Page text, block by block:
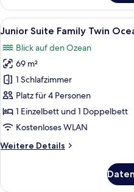
Suite
Family
Twin
Alle
Fotos
für
Junior
Suite
Family
Twin
Ocean
5
Junior Suite Family Twin
Blick auf den Ozean
69 m²
1 Schlafzimmer
Platz für 4 Personen
1 Einzelbett und 1 Doppelbett
Kostenloses WLAN
Weitere Details
Weitere
Suite